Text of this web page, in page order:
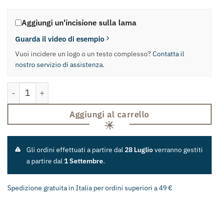
Aggiungi un'incisione sulla lama
Guarda il video di esempio
Vuoi incidere un logo o un testo complesso? Contatta il
nostro servizio di assistenza.
Coltello Pane e Dolci quantità
Aggiungi al carrello
Gli ordini effettuati a partire dal 28 Luglioverranno gestiti
a partire dal1 Settembre.
Spedizione gratuita in Italia per ordini superiori a 49 €